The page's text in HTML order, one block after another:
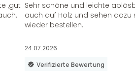
,gut Sehr schöne und leichte
auch auf Holz und sehen
wieder bestellen.
24.07.2026
Verifizierte Bewertung